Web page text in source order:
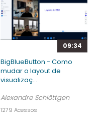
09:34
BigBlueButton - Como
mudar o layout de
visualizaç...
Alexandre Schlöttgen
1279 Acessos